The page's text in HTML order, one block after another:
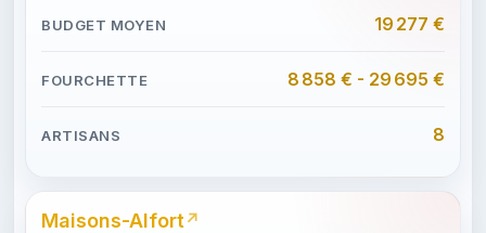
19 277 €
8 858 € - 29 695 €
8
Maisons-Alfort